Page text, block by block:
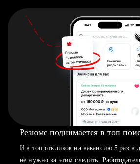
Резюме поднимается в топ
И в топ откликов на вакансию 5 раз в
не нужно за этим следить.